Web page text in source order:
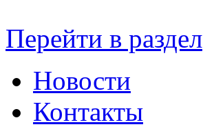
Перейти в раздел
Новости
Контакты